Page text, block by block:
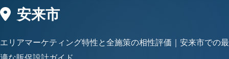
安来市
エリアマーケティング特性と全施策の相性評価｜安来市での最